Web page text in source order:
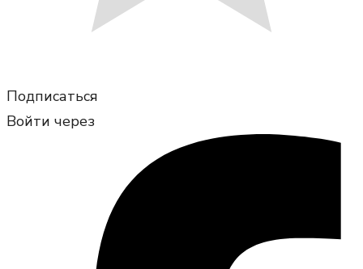
Подписаться
Войти через